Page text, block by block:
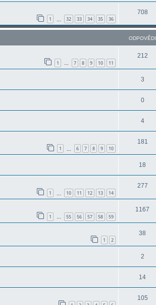
1 32 33 34 35 36
708
ODPOVĚDI
1 … 7 8 9 10 11
212
3
0
4
1 6 7 8 9 10
181
18
1 10 11 12 13 14
277
1 … 55 56 57 58 59
1167
1 2
38
2
14
105